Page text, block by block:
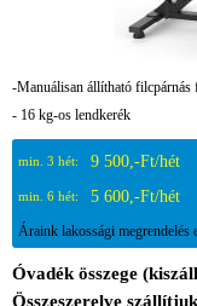
-Manuálisan állítható filcpárnás
- 16 kg-os lendkerék
min. 3 hét: 9 500,-Ft/hét
min. 6 hét: 5 600,-Ft/hét
Áraink lakossági megrendelés
Óvadék összege
Összeszerelve